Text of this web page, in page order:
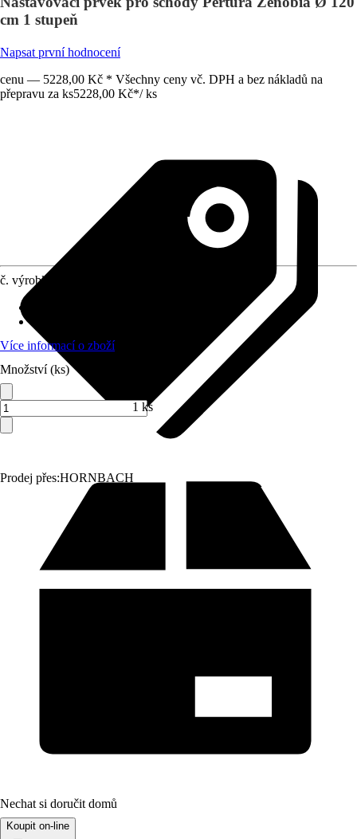
cm 1 stupeň
Napsat první hodnocení
cenu — 5228,00 Kč * Všechny ceny vč. DPH a bez nákladů na
přepravu za ks5228,00 Kč*/ ks
Prodej přes:HORNBACH
č. výrobku
Více informací o zboží
Množství (ks)
1 ks
Nechat si doručit domů
Koupit on-line